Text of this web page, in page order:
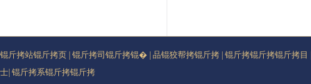
锟斤拷站锟斤拷页 锟斤拷司锟斤拷锟� 品锟狡帮拷锟斤拷 锟斤拷锟斤拷锟斤拷目
士 锟斤拷系锟斤拷锟斤拷